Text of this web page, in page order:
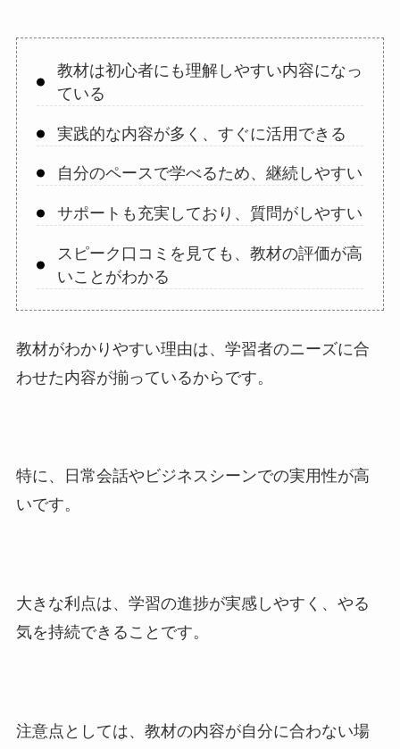
教材は初心者にも理解しやすい内容になっ
ている
実践的な内容が多く、すぐに活用できる
自分のペースで学べるため、継続しやすい
サポートも充実しており、質問がしやすい
スピーク口コミを見ても、教材の評価が高
いことがわかる
教材がわかりやすい理由は、学習者のニーズに合
わせた内容が揃っているからです。
特に、日常会話やビジネスシーンでの実用性が高
いです。
大きな利点は、学習の進捗が実感しやすく、やる
気を持続できることです。
注意点としては、教材の内容が自分に合わない場